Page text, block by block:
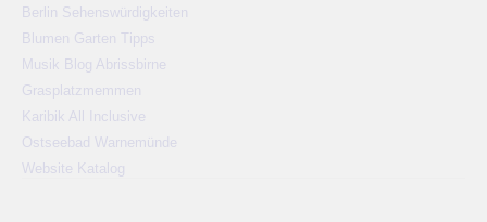
Berlin Sehenswürdigkeiten
Blumen Garten Tipps
Musik Blog Abrissbirne
Grasplatzmemmen
Karibik All Inclusive
Ostseebad Warnemünde
Website Katalog